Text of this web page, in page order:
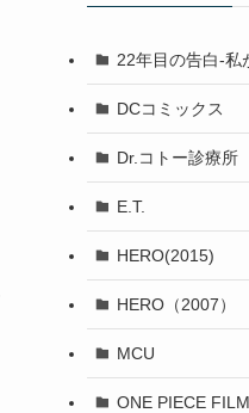
22年目の告白-私
DCコミックス
Dr.コトー診療所
E.T.
HERO(2015)
HERO（2007）
MCU
ONE PIECE